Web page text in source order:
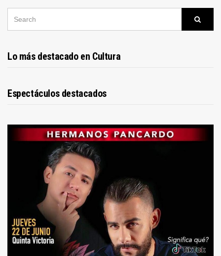
Lo más destacado en Cultura
Espectáculos destacados